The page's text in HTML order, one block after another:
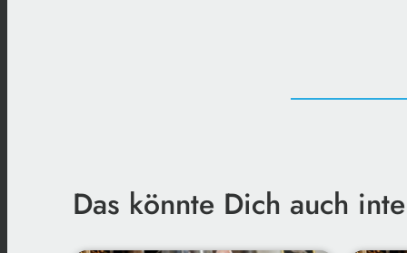
Das könnte Dich auch